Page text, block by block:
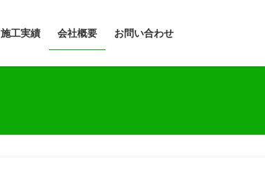
施工実績 会社概要 お問い合わせ